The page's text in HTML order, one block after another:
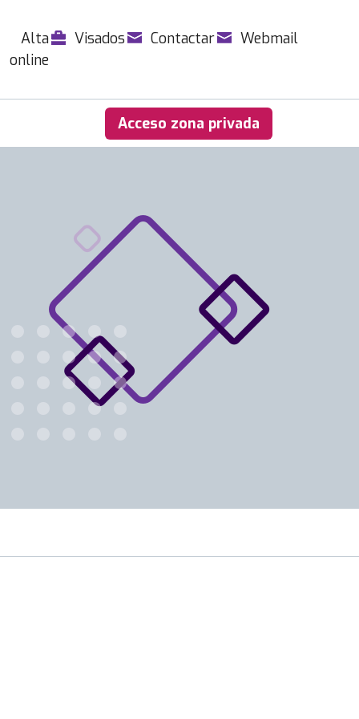
Alta
online
Visados Contactar Webmail
Acceso zona privada